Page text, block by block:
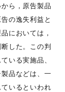
ら，原告製品
の逸失利益と
においては，
した。この判
いる実施品、
品などは、一
いるといわれ